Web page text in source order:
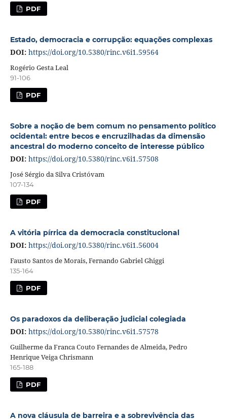
PDF
Estado, democracia e corrupção: equações complexas
DOI: https://doi.org/10.5380/rinc.v6i1.59564
Rogério Gesta Leal
91-106
PDF
Sobre a noção de bem comum no pensamento político
ocidental: entre becos e encruzilhadas da dimensão
ancestral do moderno conceito de interesse público
DOI: https://doi.org/10.5380/rinc.v6i1.57508
José Sérgio da Silva Cristóvam
107-134
PDF
A vitória pírrica da democracia constitucional
DOI: https://doi.org/10.5380/rinc.v6i1.56004
Fausto Santos de Morais, Fernando Gabriel Ghiggi
135-164
PDF
Os paradoxos da deliberação judicial colegiada
DOI: https://doi.org/10.5380/rinc.v6i1.57578
Guilherme da Franca Couto Fernandes de Almeida, Pedro
Henrique Veiga Chrismann
165-188
PDF
A nova cláusula de barreira e a sobrevivência das